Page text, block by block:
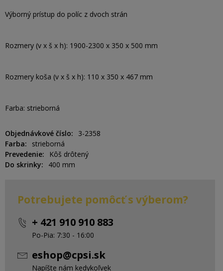
Výborný prístup do políc z dvoch strán
Rozmery (v x š x h): 1900-2300 x 350 x 500 mm
Rozmery koša (v x š x h): 110 x 350 x 467 mm
Farba: strieborná
Objednávkové číslo
3-2358
Farba
strieborná
Prevedenie
Kôš drôtený
Do skrinky
400 mm
Potrebujete pomôcť s výberom?
+ 421 910 910 883
Po-Pia: 7:30 - 16:00
eshop@cpsi.sk
Napíšte nám kedykoľvek